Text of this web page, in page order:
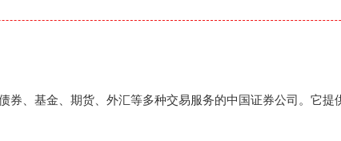
券、基金、期货、外汇等多种交易服务的中国证券公司。它